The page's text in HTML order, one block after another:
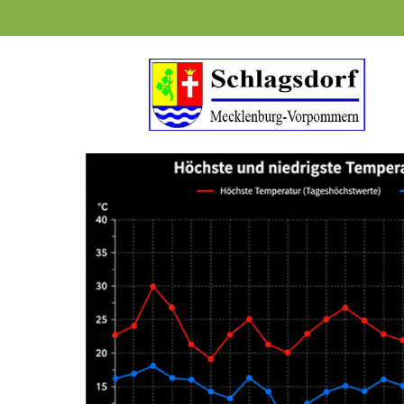
Suchbegriffe